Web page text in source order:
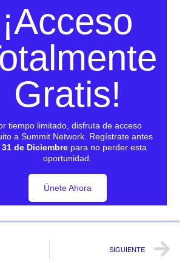
¡Acceso
Gratis!
tiempo limitado, disfruta de acceso
a Summit Network. Regístrate antes
31 de Diciembre para no perder esta
oportunidad.
Únete Ahora
Únete Ahora
SIGUIENTE